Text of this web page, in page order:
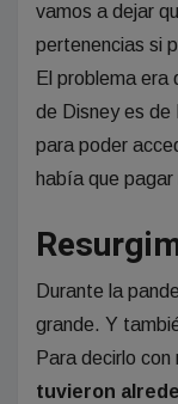
vamos a dejar
pertenencias si
El problema era
de Disney es de
para poder
había que
Durante la
grande. Y
Para decirlo con
tuvieron